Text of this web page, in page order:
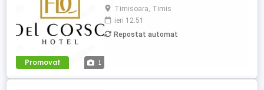
Promovat 1
Responsabilități: - cunoașterea imbii
engleze obligatorie; - ture: 2 ture de 12h, 2
zile libere, doar de noapte; - să fii o
persoană serioasă și muncitoare; - să
Timisoara, Timis
ieri 12:51
Repostat automat